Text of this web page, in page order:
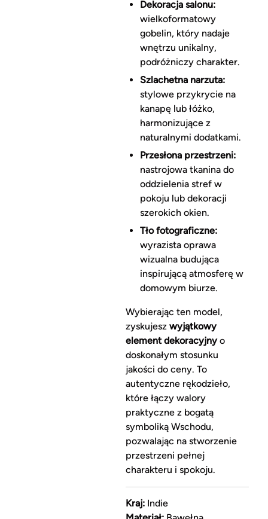
Dekoracja salonu:
wielkoformatowy
gobelin, który nadaje
wnętrzu unikalny,
podróżniczy charakter.
Szlachetna narzuta:
stylowe przykrycie na
kanapę lub łóżko,
harmonizujące z
naturalnymi dodatkami.
Przesłona przestrzeni:
nastrojowa tkanina do
oddzielenia stref w
pokoju lub dekoracji
szerokich okien.
Tło fotograficzne:
wyrazista oprawa
wizualna budująca
inspirującą atmosferę w
domowym biurze.
Wybierając ten model,
zyskujesz wyjątkowy
element dekoracyjnyo
doskonałym stosunku
jakości do ceny. To
autentyczne rękodzieło,
które łączy walory
praktyczne z bogatą
symboliką Wschodu,
pozwalając na stworzenie
przestrzeni pełnej
charakteru i spokoju.
Kraj:Indie